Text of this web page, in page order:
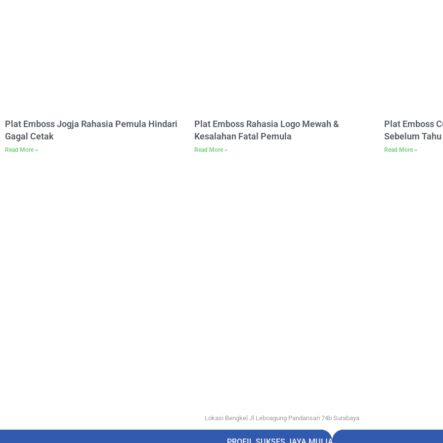
Plat Emboss Jogja Rahasia Pemula Hindari
Gagal Cetak
Read More »
Plat Emboss Rahasia Logo Mewah &
Kesalahan Fatal Pemula
Read More »
Plat Emboss
Sebelum
Read More »
Lokasi Bengkel Jl Leboagung Pandansari 74b Surabaya